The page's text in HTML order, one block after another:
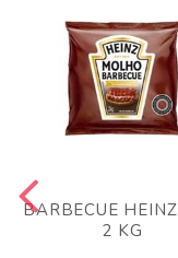
BARBECUE
2 KG